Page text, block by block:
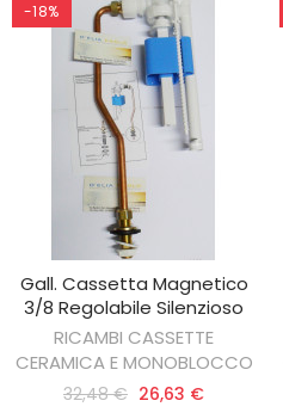
-18%
AGGIUNGI AL CARRELLO
Gall. Cassetta Magnetico
3/8 Regolabile Silenzioso
RICAMBI CASSETTE
CERAMICA E MONOBLOCCO
32,48 € 26,63 €